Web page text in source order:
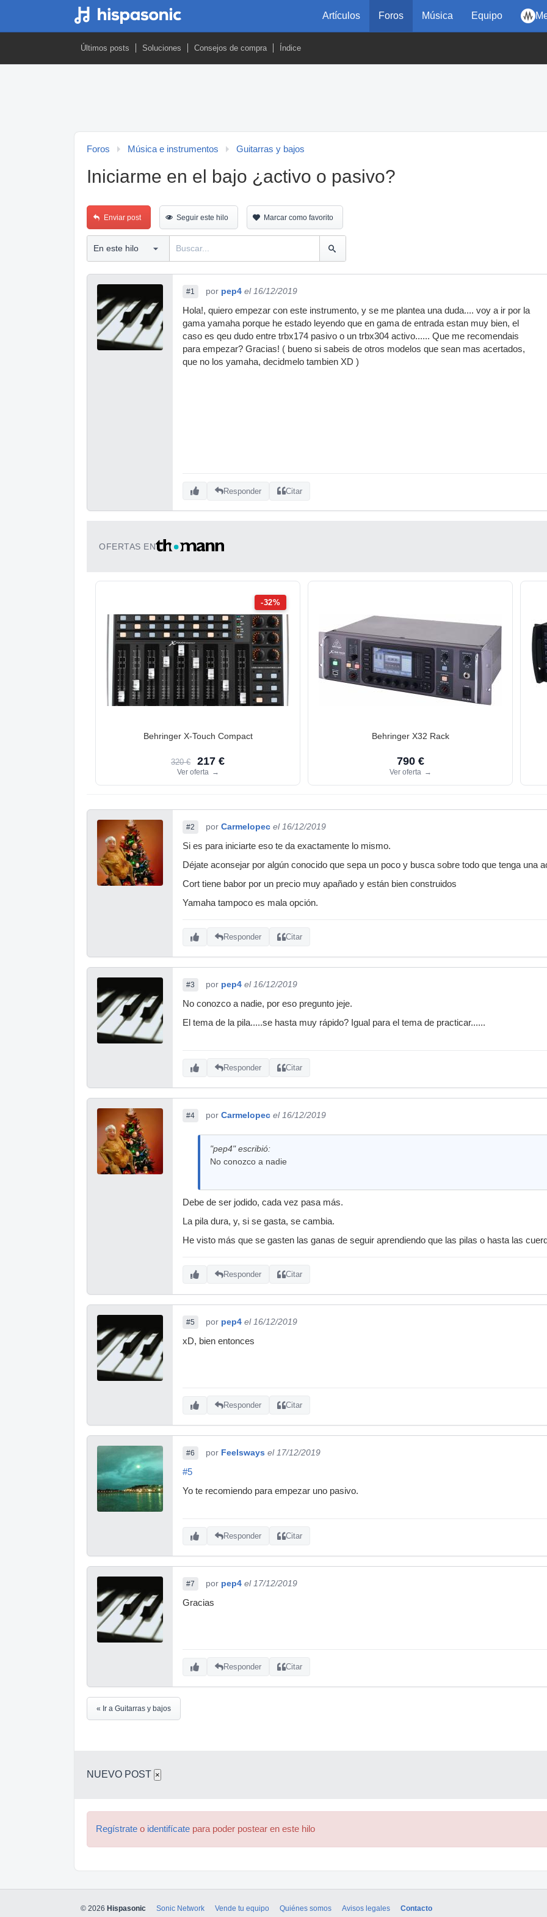
Artículos Foros Música Equipo
Últimos posts Soluciones Consejos de compra Índice
Foros Música e instrumentos Guitarras y bajos
Iniciarme en el bajo ¿activo o pasivo?
Enviar post Seguir este hilo Marcar como favorito
#1 por pep4 el 16/12/2019
Hola!, quiero empezar con este instrumento, y se me plantea una duda.... voy a ir por la
gama yamaha porque he estado leyendo que en gama de entrada estan muy bien, el
caso es qeu dudo entre trbx174 pasivo o un trbx304 activo...... Que me recomendais
para empezar? Gracias! ( bueno si sabeis de otros modelos que sean mas acertados,
que no los yamaha, decidmelo tambien XD )
Responder Citar
OFERTAS EN
-32%
Behringer X-Touch Compact
320 € 217 €
Ver oferta →
Behringer X32 Rack
790 €
Ver oferta →
#2 por Carmelopec el 16/12/2019
Si es para iniciarte eso te da exactamente lo mismo.
Déjate aconsejar por algún conocido que sepa un poco y busca sobre todo que tenga una
Cort tiene babor por un precio muy apañado y están bien construidos
Yamaha tampoco es mala opción.
Responder Citar
#3 por pep4 el 16/12/2019
No conozco a nadie, por eso pregunto jeje.
El tema de la pila.....se hasta muy rápido? Igual para el tema de practicar......
Responder Citar
#4 por Carmelopec el 16/12/2019
"pep4" escribió:
No conozco a nadie
Debe de ser jodido, cada vez pasa más.
La pila dura, y, si se gasta, se cambia.
He visto más que se gasten las ganas de seguir aprendiendo que las pilas o hasta las
Responder Citar
#5 por pep4 el 16/12/2019
xD, bien entonces
Responder Citar
#6 por Feelsways el 17/12/2019
#5
Yo te recomiendo para empezar uno pasivo.
Responder Citar
#7 por pep4 el 17/12/2019
Gracias
Responder Citar
« Ir a Guitarras y bajos
NUEVO POST ×
Regístrate o identifícate para poder postear en este hilo
© 2026 Hispasonic Sonic Network Vende tu equipo Quiénes somos Avisos legales Contacto